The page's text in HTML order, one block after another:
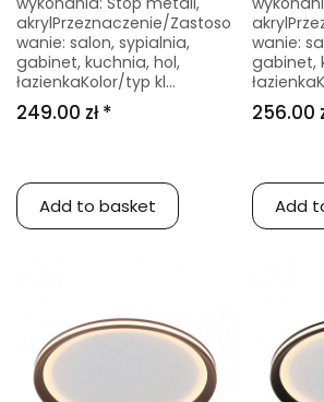
akrylPrzeznaczenie/Zastoso
wanie: salon, sypialnia,
gabinet, kuchnia, hol,
łazienkaKolor/typ kl...
249.00 zł *
Add to basket
wanie:
gabinet,
256.00
Add